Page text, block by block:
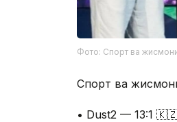
Фото: Спорт ва
Спорт ва
• Dust2 — 13:1